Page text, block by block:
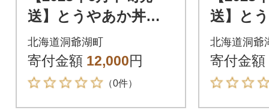
送】とうやあか丼の
具 100g×2袋入り 2
箱
北海道洞爺湖町
寄付金額 12,000円
（0件）
送】と
具
箱
北海道洞爺
寄付金額